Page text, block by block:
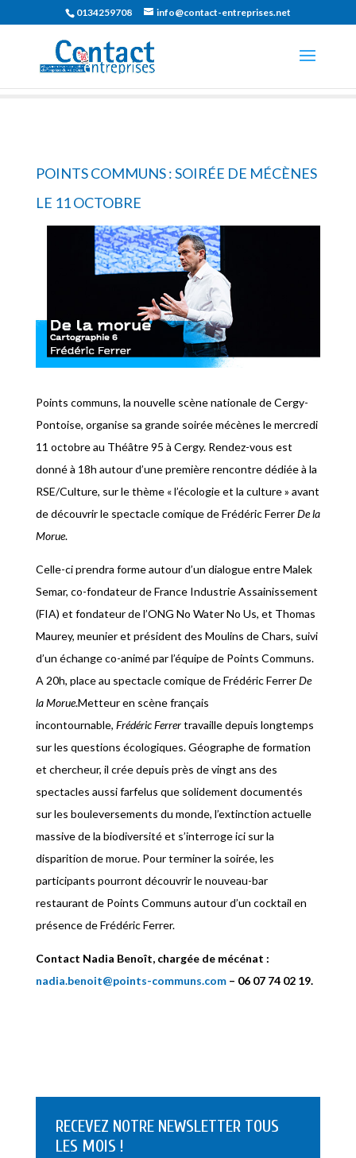
0134259708 info@contact-entreprises.net
POINTS COMMUNS : SOIRÉE DE MÉCÈNES
LE 11 OCTOBRE
Points communs, la nouvelle scène nationale de Cergy-
Pontoise, organise sa grande soirée mécènes le mercredi
11 octobre au Théâtre 95 à Cergy. Rendez-vous est
donné à 18h autour d’une première rencontre dédiée à la
RSE/Culture, sur le thème « l’écologie et la culture » avant
de découvrir le spectacle comique de Frédéric FerrerDe la
Morue.
Celle-ci prendra forme autour d’un dialogue entre Malek
Semar, co-fondateur de France Industrie Assainissement
(FIA) et fondateur de l’ONG No Water No Us, et Thomas
Maurey, meunier et président des Moulins de Chars, suivi
d’un échange co-animé par l’équipe de Points Communs.
A 20h, place au spectacle comique de Frédéric FerrerDe
la Morue.Metteur en scène français
incontournable, Frédéric Ferrertravaille depuis longtemps
sur les questions écologiques. Géographe de formation
et chercheur, il crée depuis près de vingt ans des
spectacles aussi farfelus que solidement documentés
sur les bouleversements du monde, l’extinction actuelle
massive de la biodiversité et s’interroge ici sur la
disparition de morue. Pour terminer la soirée, les
participants pourront découvrir le nouveau-bar
restaurant de Points Communs autour d’un cocktail en
présence de Frédéric Ferrer.
Contact Nadia Benoît,chargée de mécénat :
nadia.benoit@points-communs.com– 06 07 74 02 19.
RECEVEZ NOTRE NEWSLETTER TOUS
LES MOIS !